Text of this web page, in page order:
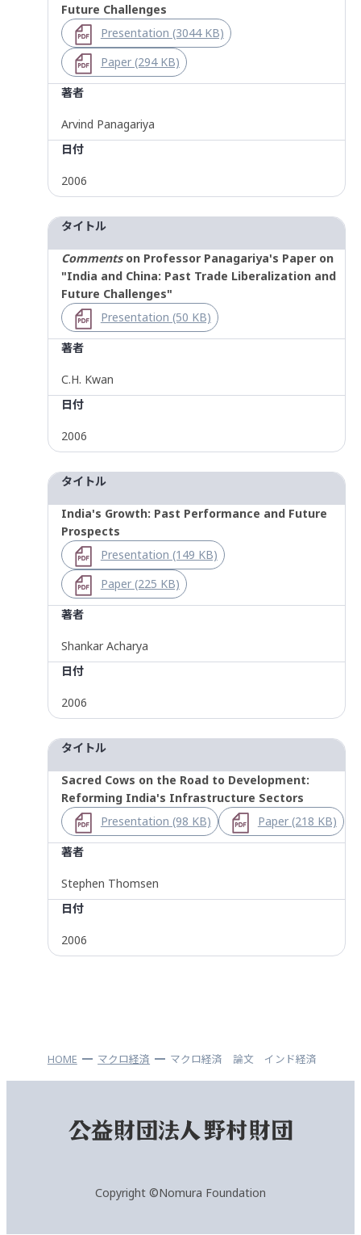
Future Challenges
Presentation (3044 KB)
Paper (294 KB)
著者
Arvind Panagariya
日付
2006
タイトル
Commentson Professor Panagariya's Paper on
"India and China: Past Trade Liberalization and
Future Challenges"
Presentation (50 KB)
著者
C.H. Kwan
日付
2006
タイトル
India's Growth: Past Performance and Future
Prospects
Presentation (149 KB)
Paper (225 KB)
著者
Shankar Acharya
日付
2006
タイトル
Sacred Cows on the Road to Development:
Reforming India's Infrastructure Sectors
Presentation (98 KB)
Paper (218 KB)
著者
Stephen Thomsen
日付
2006
HOME マクロ経済 マクロ経済 論文 インド経済
Copyright ©Nomura Foundation